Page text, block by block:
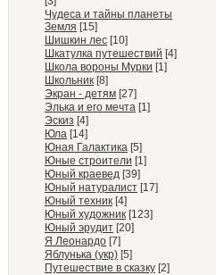
Чудеса и тайны планеты
Земля [15]
Шишкин лес [10]
Шкатулка путешествий [4]
Школа вороны Мурки [1]
Школьник [8]
Экран - детям [27]
Элька и его мечта [1]
Эскиз [4]
Юла [14]
Юная Галактика [5]
Юные строители [1]
Юный краевед [39]
Юный натуралист [17]
Юный техник [4]
Юный художник [123]
Юный эрудит [20]
Я Леонардо [7]
Яблунька (укр) [5]
Путешествие в сказку [2]